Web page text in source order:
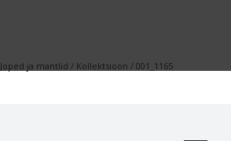
Joped ja mantlid / Kollektsioon / 001_1165